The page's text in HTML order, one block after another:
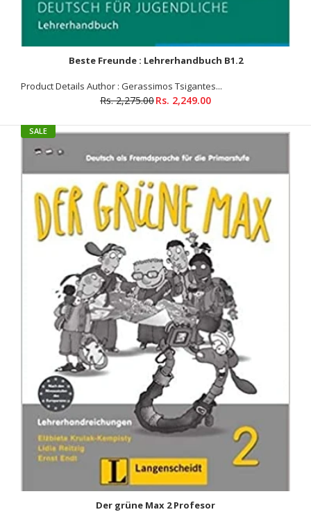
Spektrum Deutsch A1+ Lehrerhandbuch
Rs. 3,210.00Rs. 3,175.00
Product Details Author: Anne Buscha, Szilvia Szita
Binding: Paperback ISBN-13: 9783941323308 Language: German
Pages: 168 Publisher: Schubert Publishing Date: 13 March 2018
Subtitle: teacher's manual Subject: German...
SALE
Beste Freunde : Lehrerhandbuch B1.2
Product Details Author : Gerassimos Tsigantes...
Rs. 2,275.00Rs. 2,249.00
SALE
Der grüne Max 2 Profesor